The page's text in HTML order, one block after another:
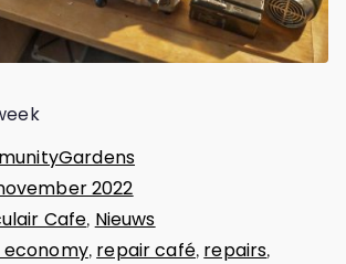
2022
Cafe, Nieuws
, repair café, repairs,